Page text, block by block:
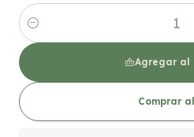
Cantidad
Agregar al
Comprar